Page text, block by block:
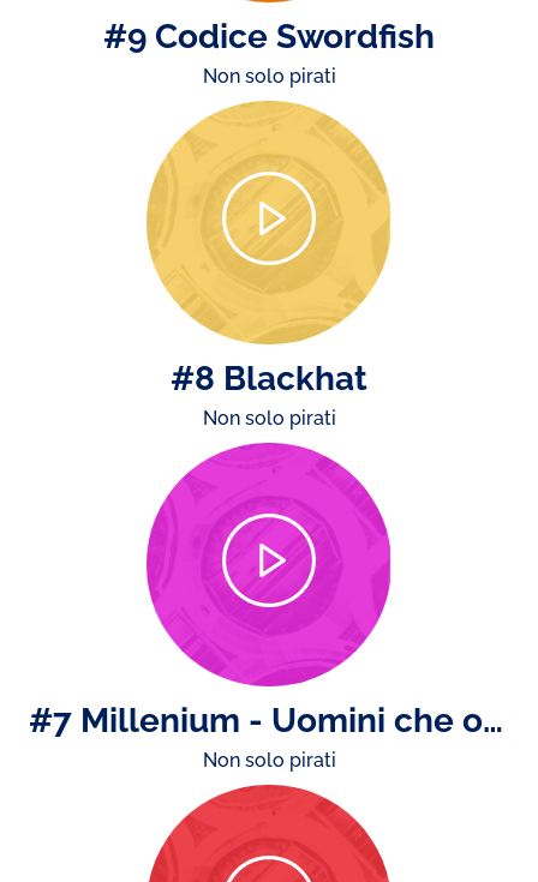
#9 Codice Swordfish
Non solo pirati
#8 Blackhat
Non solo pirati
#7 Millenium - Uomini che odiano le donne
Non solo pirati